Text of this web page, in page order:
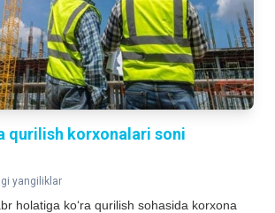
qurilish korxonalari soni
yangiliklar
holatiga ko‘ra qurilish sohasida korxona